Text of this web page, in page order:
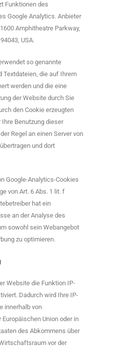
Funktionen des
Google Analytics. Anbieter
Amphitheatre Parkway,
USA.
so genannte
Textdateien, die auf Ihrem
werden und die eine
der Website durch Sie
den Cookie erzeugten
Benutzung dieser
Regel an einen Server von
und dort
Google-Analytics-Cookies
von Art. 6 Abs. 1 lit. f
hat ein
an der Analyse des
sowohl sein Webangebot
zu optimieren.
Website die Funktion IP-
Dadurch wird Ihre IP-
innerhalb von
Union oder in
des Abkommens über
vor der